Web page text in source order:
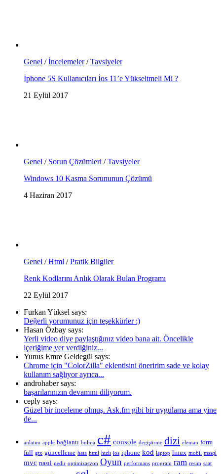
Genel /İncelemeler/Tavsiyeler
İphone 5S Kullanıcıları İos 11’e Yükseltmeli Mi ?
21 Eylül 2017
Genel / Sorun Çözümleri /Tavsiyeler
Windows 10 Kasma Sorununun Çözümü
4 Haziran 2017
Genel /Html /Pratik Bilgiler
Renk Kodlarını Anlık Olarak Bulan Programı
22 Eylül 2017
Furkan Yüksel says:
Değerli yorumunuz için teşekkürler :)
Hasan Özbay says:
Yerli video diye paylaştığınız video bana ait. Öncelikle
içeriğime yer verdiğiniz...
Yunus Emre Geldegül says:
Chrome için "ColorZilla" eklentisini öneririm sade ve kolay
kullanım sağlıyor ayrıca...
androhaber says:
başarılarınızın devamını diliyorum.
ceply says:
Güzel bir inceleme olmuş. Ask.fm gibi bir uygulama ama yine
de...
anlatım apple bağlantı bulma c# console degiştirme dizi eleman form
full gtx güncelleme hata html hızlı ios iphone kod laptop linux mobil mssql
mvc nasıl nedir optimizasyon Oyun performans program ram resim saat